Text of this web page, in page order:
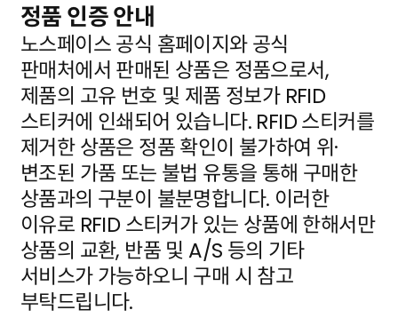
정품 인증 안내
노스페이스 공식 홈페이지와 공식
판매처에서 판매된 상품은 정품으로서,
제품의 고유 번호 및 제품 정보가 RFID
스티커에 인쇄되어 있습니다. RFID 스티커를
제거한 상품은 정품 확인이 불가하여 위·
변조된 가품 또는 불법 유통을 통해 구매한
상품과의 구분이 불분명합니다. 이러한
이유로 RFID 스티커가 있는 상품에 한해서만
상품의 교환, 반품 및 A/S 등의 기타
서비스가 가능하오니 구매 시 참고
부탁드립니다.